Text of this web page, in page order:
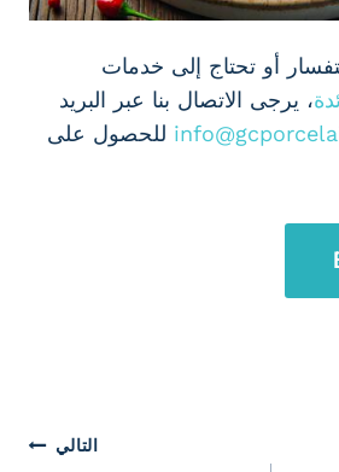
أو تحتاج إلى خدمات
، يرجى الاتصال بنا عبر البريد
للحصول على
التالي